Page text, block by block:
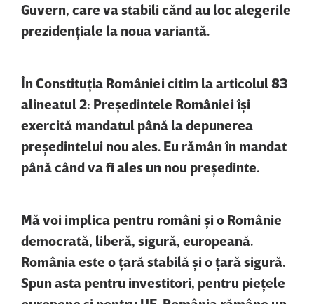
Guvern, care va stabili cănd au loc alegerile
prezidenţiale la noua variantă.
În Constituţia României citim la articolul 83
alineatul 2: Preşedintele României îşi
exercită mandatul până la depunerea
preşedintelui nou ales. Eu rămân în mandat
până când va fi ales un nou preşedinte.
Mă voi implica pentru români şi o Românie
democrată, liberă, sigură, europeană.
România este o ţară stabilă şi o ţară sigură.
Spun asta pentru investitori, pentru pieţele